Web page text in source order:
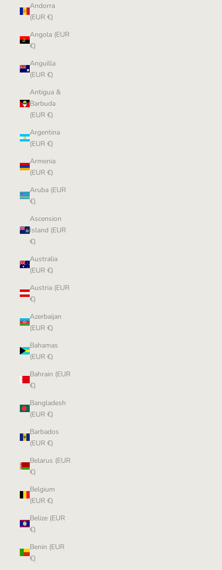
Andorra
(EUR €)
Angola (EUR
€)
Anguilla
(EUR €)
Antigua &
Barbuda
(EUR €)
Argentina
(EUR €)
Armenia
(EUR €)
Aruba (EUR
€)
Ascension
Island (EUR
€)
Australia
(EUR €)
Austria (EUR
€)
Azerbaijan
(EUR €)
Bahamas
(EUR €)
Bahrain (EUR
€)
Bangladesh
(EUR €)
Barbados
(EUR €)
Belarus (EUR
€)
Belgium
(EUR €)
Belize (EUR
€)
Benin (EUR
€)